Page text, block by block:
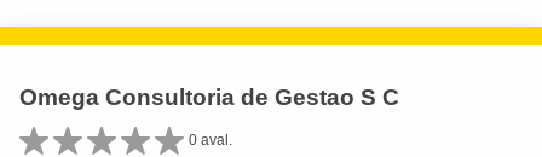
Omega Consultoria de Gestao S C
0 aval.